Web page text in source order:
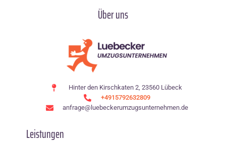
Über uns
Hinter den Kirschkaten 2, 23560 Lübeck
+4915792632809
anfrage@luebeckerumzugsunternehmen.de
Leistungen